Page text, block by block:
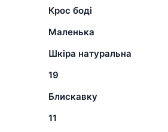
Крос боді
Маленька
Шкіра натуральна
19
Блискавку
11